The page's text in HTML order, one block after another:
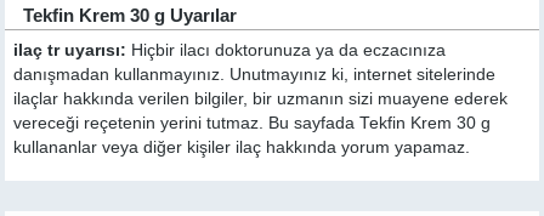
Tekfin Krem 30 g Uyarılar
ilaç tr uyarısı: Hiçbir ilacı doktorunuza ya da eczacınıza
danışmadan kullanmayınız. Unutmayınız ki, internet sitelerinde
ilaçlar hakkında verilen bilgiler, bir uzmanın sizi muayene ederek
vereceği reçetenin yerini tutmaz. Bu sayfada Tekfin Krem 30 g
kullananlar veya diğer kişiler ilaç hakkında yorum yapamaz.